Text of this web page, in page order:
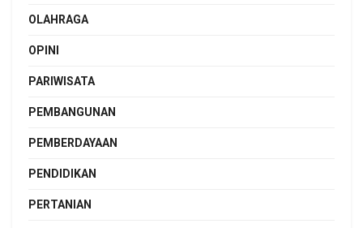
OLAHRAGA
OPINI
PARIWISATA
PEMBANGUNAN
PEMBERDAYAAN
PENDIDIKAN
PERTANIAN